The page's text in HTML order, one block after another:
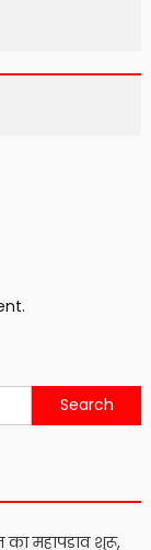
का महापड़ाव शुरू,